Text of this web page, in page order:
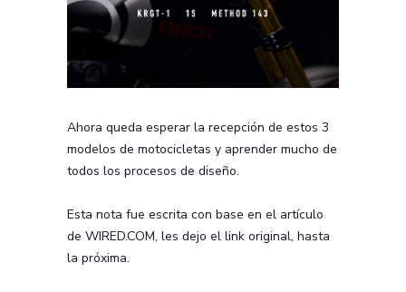
Ahora queda esperar la recepción de estos 3
modelos de motocicletas y aprender mucho de
todos los procesos de diseño.
Esta nota fue escrita con base en el artículo
de WIRED.COM, les dejo el link original, hasta
la próxima.